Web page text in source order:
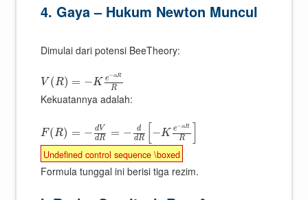
4. Gaya – Hukum Newton Muncul
Dimulai dari potensi BeeTheory:
V (R) = −K e−αR
R
Kekuatannya adalah:
F(R) = − dV
dR = −
d
dR −K e−αR
R
Undefined control sequence \boxed
Formula tunggal ini berisi tiga rezim.